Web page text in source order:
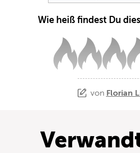
Wie heiß findest Du
von Florian